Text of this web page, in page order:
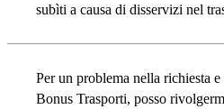
subìti a causa di disservizi nel
Per un problema nella richiesta
Bonus Trasporti, posso